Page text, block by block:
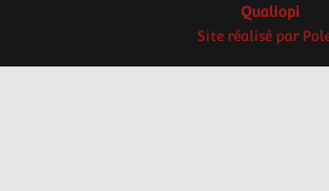
Qualiopi
Site réalisé par